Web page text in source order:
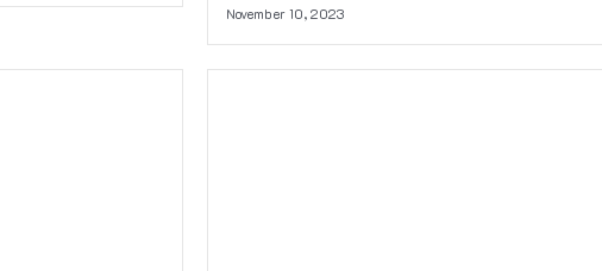
November 10, 2023